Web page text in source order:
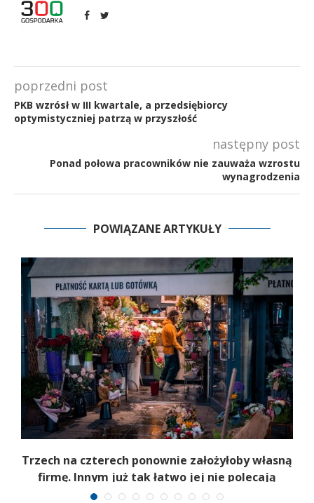
poprzedni post
PKB wzrósł w III kwartale, a przedsiębiorcy
optymistyczniej patrzą w przyszłość
następny post
Ponad połowa pracowników nie zauważa wzrostu
wynagrodzenia
POWIĄZANE ARTYKUŁY
Trzech na czterech ponownie założyłoby własną
firmę. Innym już tak łatwo jej nie polecają